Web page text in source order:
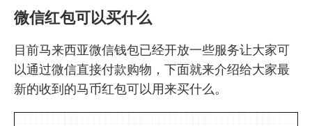
微信红包可以买什么
目前马来西亚微信钱包已经开放一些服务让大家可
以通过微信直接付款购物，下面就来介绍给大家最
新的收到的马币红包可以用来买什么。